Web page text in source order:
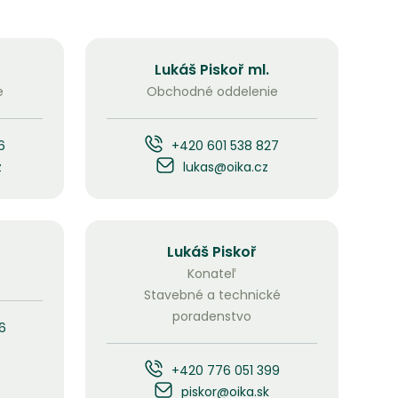
Lukáš Piskoř ml.
Obchodné oddelenie
+420 601 538 827
lukas@oika.cz
Lukáš Piskoř
Konateľ
Stavebné a technické
poradenstvo
+420 776 051 399
piskor@oika.sk